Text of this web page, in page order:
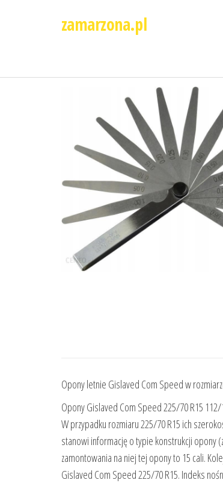
zamarzona.pl
Opony letnie Gislaved Com Speed w
Opony Gislaved Com Speed 225/70 R15
W przypadku rozmiaru 225/70 R15 ich
stanowi informację o typie konstrukcji opony
zamontowania na niej tej opony to 15 cali.
Gislaved Com Speed 225/70 R15. Indeks